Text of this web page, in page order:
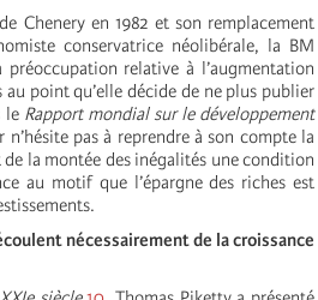
Chenery en 1982 et son remplacement
conservatrice néolibérale, la BM
relative à l’augmentation
point qu’elle décide de ne plus publier
le Rapport mondial sur le développement
n’hésite pas à reprendre à son compte la
la montée des inégalités une condition
au motif que l’épargne des riches est
nécessairement de la croissance